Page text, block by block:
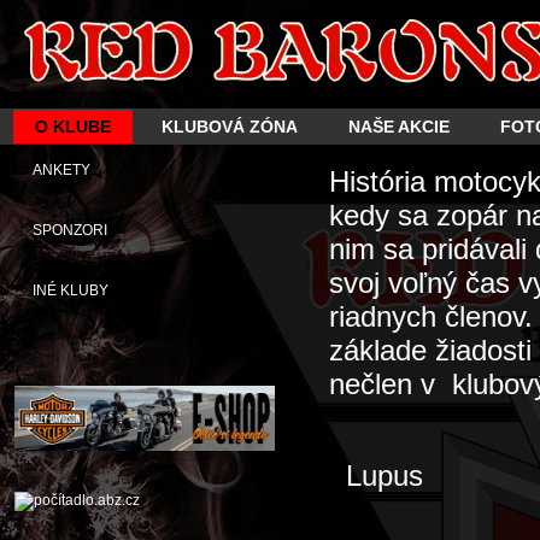
O KLUBE KLUBOVÁ ZÓNA NAŠE AKCIE
História
kedy sa zopár
nim sa
svoj voľný čas
riadnych
základe
nečlen v
Lupus
ANKETY
SPONZORI
INÉ KLUBY